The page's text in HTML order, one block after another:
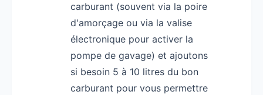
carburant (souvent via la poire
d'amorçage ou via la valise
électronique pour activer la
pompe de gavage) et ajoutons
si besoin 5 à 10 litres du bon
carburant pour vous permettre